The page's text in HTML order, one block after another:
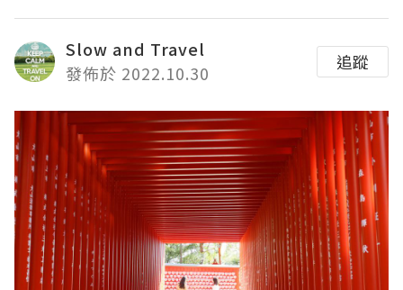
Slow and Travel
發佈於 2022.10.30
追蹤